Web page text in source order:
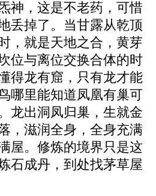
神，这是不老药，可惜
丢掉了。当甘露从乾顶
，就是天地之合，黄芽
位与离位交换合体的时
得龙有窟，只有龙才能
哪里能知道凤凰有巢可
龙出洞凤归巢，生就金
，滋润全身，全身充满
屋。修炼的境界只是这
石成丹，到处找茅草屋